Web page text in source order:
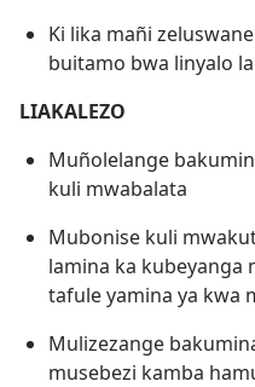
Ki lika mañi
buitamo bwa linyalo
LIAKALEZO
Muñolelange
kuli mwabalata
Mubonise kuli
lamina ka kubeyanga
tafule yamina ya kwa
Mulizezange
musebezi kamba